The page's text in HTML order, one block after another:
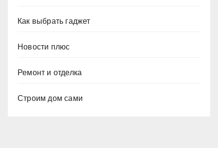
Как выбрать гаджет
Новости плюс
Ремонт и отделка
Строим дом сами